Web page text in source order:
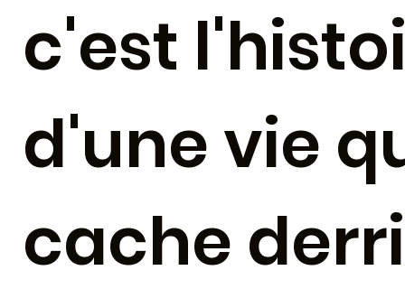
c'est
d'une vie
cache